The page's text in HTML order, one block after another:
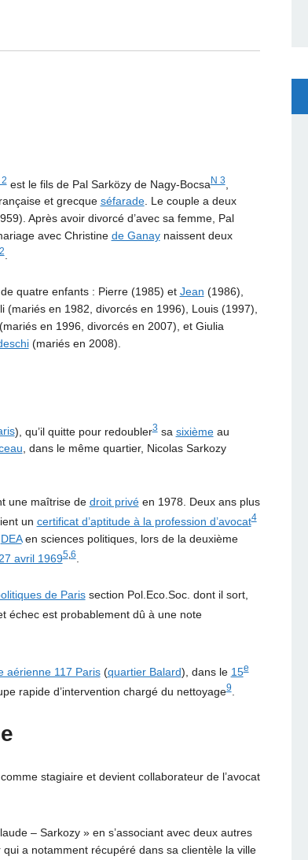
2est le fils de Pal Sarközy de Nagy-BocsaN 3,
et grecque séfarade. Le couple a deux
Après avoir divorcé d’avec sa femme, Pal
avec Christine de Ganaynaissent deux
2.
quatre enfants : Pierre (1985) et Jean (1986),
en 1982, divorcés en 1996), Louis (1997),
en 1996, divorcés en 2007), et Giulia
(mariés en 2008).
), qu’il quitte pour redoubler3sa sixièmeau
, dans le même quartier, Nicolas Sarkozy
une maîtrise de droit privéen 1978. Deux ans plus
un certificat d’aptitude à la profession d’avocat4
DEAen sciences politiques, lors de la deuxième
avril 19695, 6.
de Parissection Pol.Eco.Soc. dont il sort,
échec est probablement dû à une note
aérienne 117 Paris(quartier Balard), dans le 15e
rapide d’intervention chargé du nettoyage9.
stagiaire et devient collaborateur de l’avocat
– Sarkozy » en s’associant avec deux autres
a notamment récupéré dans sa clientèle la ville